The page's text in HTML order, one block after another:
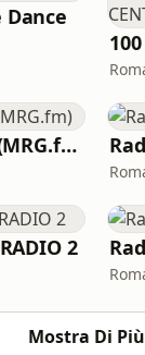
ItaliaRadio (MRG.fm)
2
Mostra Di Più